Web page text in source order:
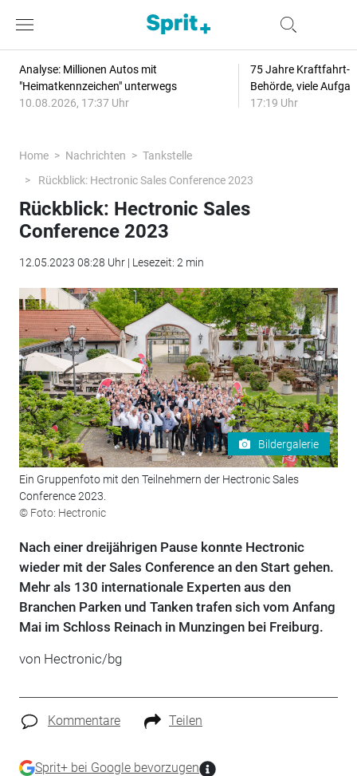
Analyse: Millionen Autos mit
"Heimatkennzeichen" unterwegs
10.08.2026, 17:37 Uhr
75 Jahre Kraftfahrt-
Behörde, viele
17:19 Uhr
Home Nachrichten
Tankstelle
Rückblick: Hectronic Sales Conference 2023
Rückblick: Hectronic Sales
Conference 2023
12.05.2023 08:28 Uhr | Lesezeit: 2 min
Bildergalerie
Ein Gruppenfoto mit den Teilnehmern der Hectronic Sales
Conference 2023.
© Foto: Hectronic
Nach einer dreijährigen Pause konnte Hectronic
wieder mit der Sales Conference an den Start gehen.
Mehr als 130 internationale Experten aus den
Branchen Parken und Tanken trafen sich vom Anfang
Mai im Schloss Reinach in Munzingen bei Freiburg.
von Hectronic/bg
Kommentare Teilen
Sprit+ bei Google bevorzugen